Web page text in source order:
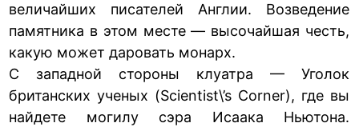
величайших писателей Англии. Возведение
памятника в этом месте — высочайшая честь,
какую может даровать монарх.
С западной стороны клуатра — Уголок
британских ученых (Scientist\’s Corner), где вы
найдете могилу сэра Исаака Ньютона.